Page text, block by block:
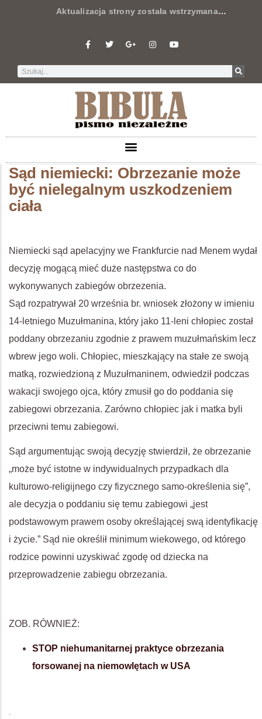
Aktualizacja strony została wstrzymana…
Sąd niemiecki: Obrzezanie może
być nielegalnym uszkodzeniem
ciała
Niemiecki sąd apelacyjny we Frankfurcie nad Menem wydał
decyzję mogącą mieć duże następstwa co do
wykonywanych zabiegów obrzezenia.
Sąd rozpatrywał 20 września br. wniosek złożony w imieniu
14-letniego Muzułmanina, który jako 11-leni chłopiec został
poddany obrzezaniu zgodnie z prawem muzułmańskim lecz
wbrew jego woli. Chłopiec, mieszkający na stałe ze swoją
matką, rozwiedzioną z Muzułmaninem, odwiedził podczas
wakacji swojego ojca, który zmusił go do poddania się
zabiegowi obrzezania. Zarówno chłopiec jak i matka byli
przeciwni temu zabiegowi.
Sąd argumentując swoją decyzję stwierdził, że obrzezanie
„może być istotne w indywidualnych przypadkach dla
kulturowo-religijnego czy fizycznego samo-określenia się”,
ale decyzja o poddaniu się temu zabiegowi „jest
podstawowym prawem osoby określającej swą identyfikację
i życie.” Sąd nie określił minimum wiekowego, od którego
rodzice powinni uzyskiwać zgodę od dziecka na
przeprowadzenie zabiegu obrzezania.
ZOB. RÓWNIEŻ:
STOP niehumanitarnej praktyce obrzezania
forsowanej na niemowlętach w USA